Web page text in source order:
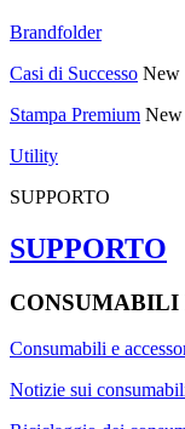
Brandfolder
Casi di Successo New
Stampa Premium New
Utility
SUPPORTO
SUPPORTO
CONSUMABILI
Consumabili e
Notizie sui